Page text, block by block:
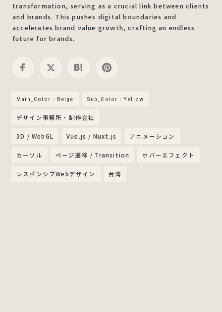
transformation, serving as a crucial link between clients
and brands. This pushes digital boundaries and
accelerates brand value growth, crafting an endless
future for brands.
Main_Color : Beige Sub_Color : Yellow
デザイン事務所・制作会社
3D / WebGL Vue.js / Nuxt.js アニメーション
カーソル ページ遷移 / Transition ホバーエフェクト
レスポンシブWebデザイン 台湾